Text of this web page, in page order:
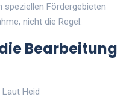
Fördergebieten
nicht die Regel.
Bearbeitung
Heid